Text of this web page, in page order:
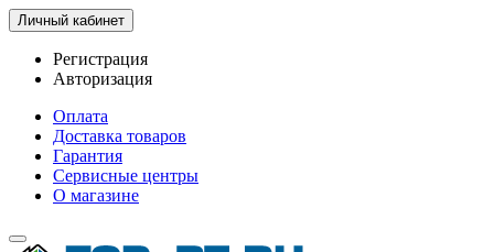
Личный кабинет
Регистрация
Авторизация
Оплата
Доставка товаров
Гарантия
Сервисные центры
О магазине